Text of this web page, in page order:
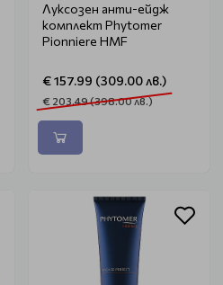
Луксозен анти-ейдж
комплект Phytomer
Pionniere HMF
€ 157.99 (309.00 лв.)
€ 203.49 (398.00 лв.)